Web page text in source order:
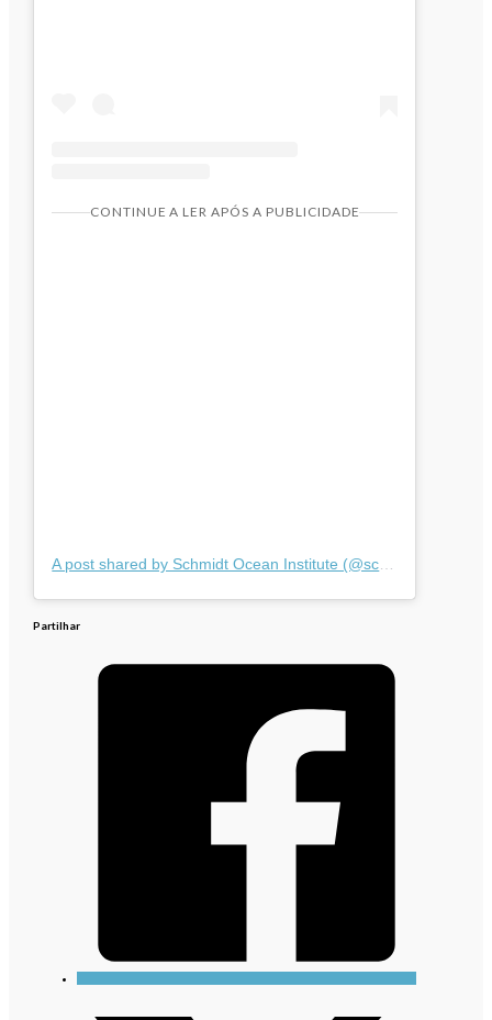
CONTINUE A LER APÓS A PUBLICIDADE
A post shared by Schmidt Ocean Institute (@schmidtocean)
Partilhar